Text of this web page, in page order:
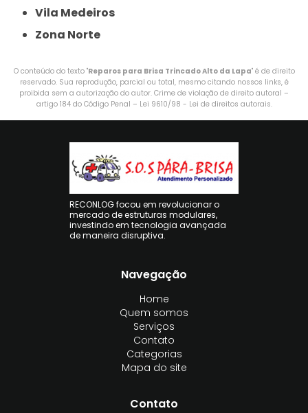
Vila Medeiros
Zona Norte
O conteúdo do texto "Reparos para Brisa Trincado Alto da Lapa" é de direito
reservado. Sua reprodução, parcial ou total, mesmo citando nossos links, é
proibida sem a autorização do autor. Crime de violação de direito autoral –
artigo 184 do Código Penal – Lei 9610/98 - Lei de direitos autorais.
RECONLOG focou em revolucionar o
mercado de estruturas modulares,
investindo em tecnologia avançada
de maneira disruptiva.
Navegação
Home
Quem somos
Serviços
Contato
Categorias
Mapa do site
Contato